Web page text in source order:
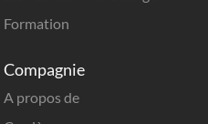
Formation
Compagnie
A propos de